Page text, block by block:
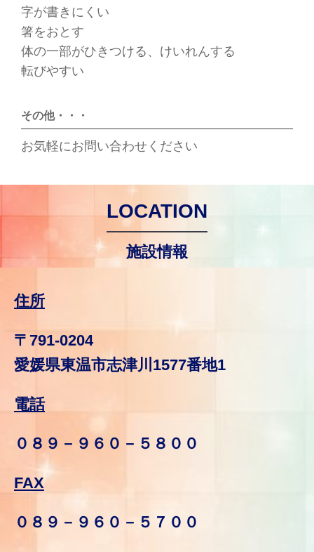
字が書きにくい
箸をおとす
体の一部がひきつける、けいれんする
転びやすい
その他・・・
お気軽にお問い合わせください
LOCATION
施設情報
住所
〒791-0204
愛媛県東温市志津川1577番地1
電話
０８９－９６０－５８００
FAX
０８９－９６０－５７００